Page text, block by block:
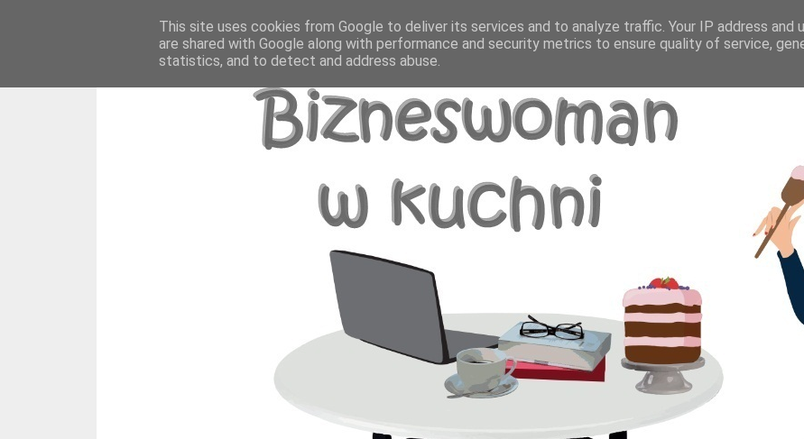
This site uses cookies from Google to deliver its services and to analyze traffic. Your IP address and
are shared with Google along with performance and security metrics to ensure quality of service,
statistics, and to detect and address abuse.